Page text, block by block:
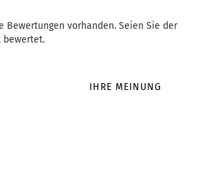
Bewertungen vorhanden. Seien Sie der
bewertet.
IHRE MEINUNG